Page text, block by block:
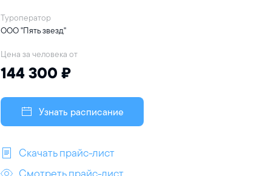
Туроператор
ООО "Пять звезд"
Цена за человека от
144 300 ₽
Узнать расписание
Скачать прайс-лист